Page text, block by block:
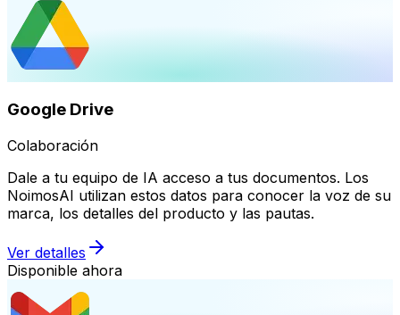
Google Drive
Colaboración
Dale a tu equipo de IA acceso a tus documentos. Los
NoimosAI utilizan estos datos para conocer la voz de su
marca, los detalles del producto y las pautas.
Ver detalles
Disponible ahora